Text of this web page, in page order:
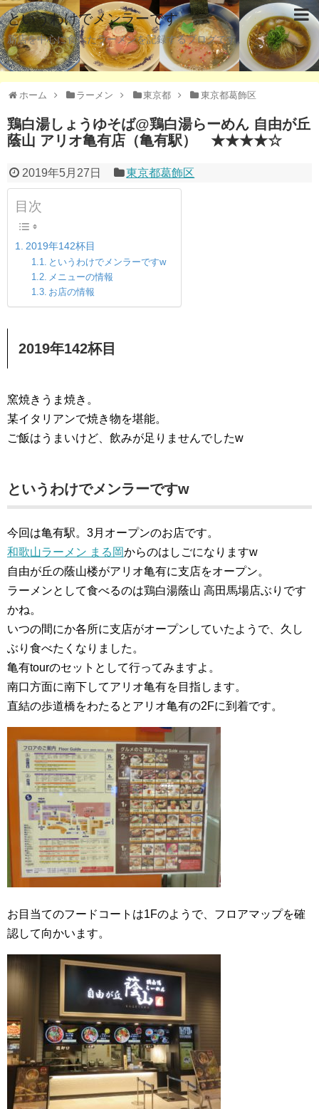
というわけでメンラーです
新店を中心に食べたラーメンを記録するブログです。
ホーム ラーメン 東京都 東京都葛飾区
鶏白湯しょうゆそば@鶏白湯らーめん 自由が丘
蔭山 アリオ亀有店（亀有駅） ★★★★☆
2019年5月27日 東京都葛飾区
目次
2019年142杯目
というわけでメンラーですw
メニューの情報
お店の情報
2019年142杯目
窯焼きうま焼き。
某イタリアンで焼き物を堪能。
ご飯はうまいけど、飲みが足りませんでしたw
というわけでメンラーですw
今回は亀有駅。3月オープンのお店です。
和歌山ラーメン まる岡からのはしごになりますw
自由が丘の蔭山楼がアリオ亀有に支店をオープン。
ラーメンとして食べるのは鶏白湯蔭山 高田馬場店ぶりです
かね。
いつの間にか各所に支店がオープンしていたようで、久し
ぶり食べたくなりました。
亀有tourのセットとして行ってみますよ。
南口方面に南下してアリオ亀有を目指します。
直結の歩道橋をわたるとアリオ亀有の2Fに到着です。
お目当てのフードコートは1Fのようで、フロアマップを確
認して向かいます。